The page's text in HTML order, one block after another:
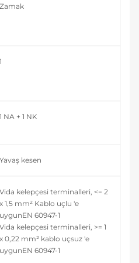
Zamak
1
1 NA + 1 NK
Yavaş kesen
Vida kelepçesi terminalleri, <= 2
x 1,5 mm² Kablo uçlu 'e
uygunEN 60947-1
Vida kelepçesi terminalleri, >= 1
x 0,22 mm² kablo uçsuz 'e
uygunEN 60947-1